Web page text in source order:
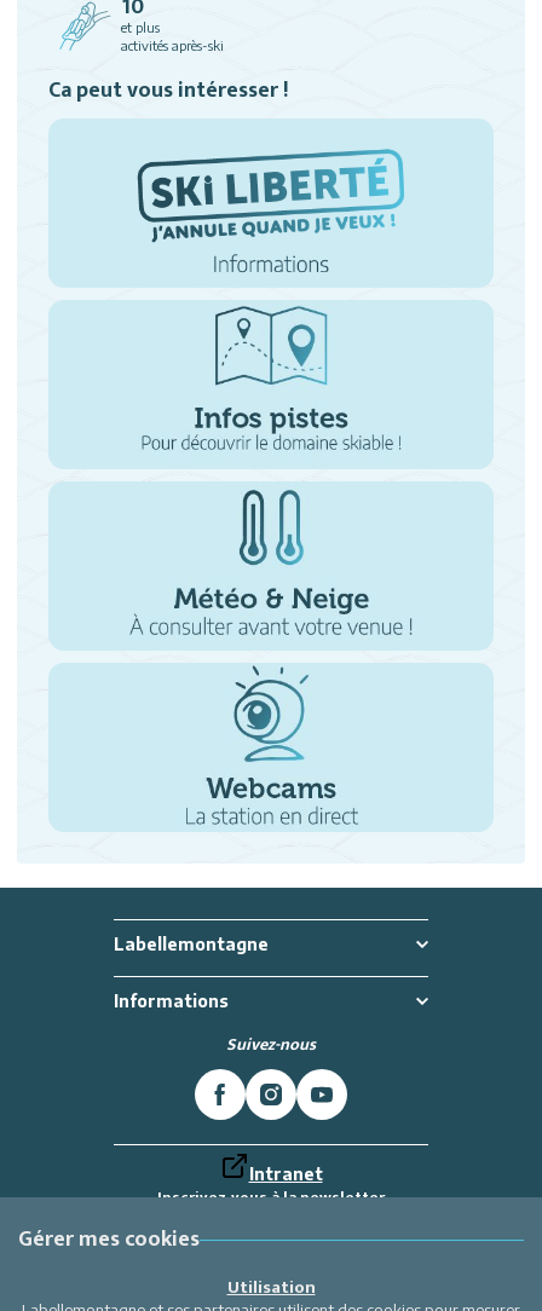
et plus
activités après-ski
Ca peut vous intéresser !
Labellemontagne
Informations
Suivez-nous
Intranet
Inscrivez-vous à la newsletter
Labellemontagne
Gérer mes cookies
Utilisation